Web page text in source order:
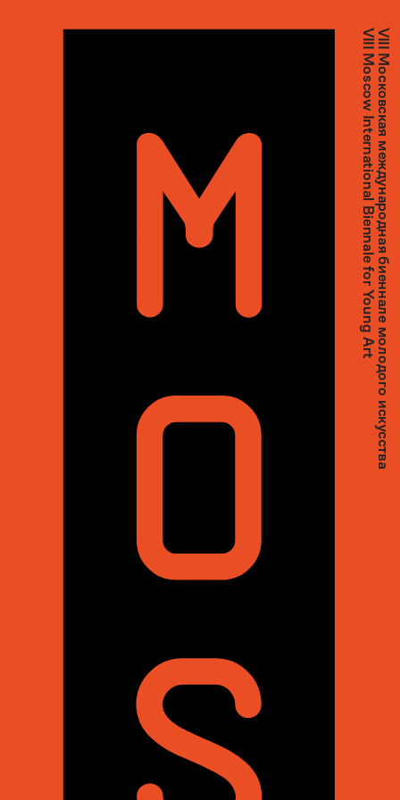
VIII Московская международная биеннале молодого искусства
VIII Moscow International Biennale for Young Art